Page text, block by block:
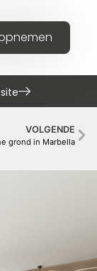
VOLGENDE
grond in Marbella